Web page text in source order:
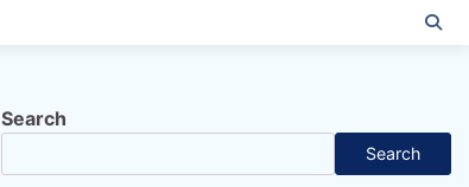
Search
Search